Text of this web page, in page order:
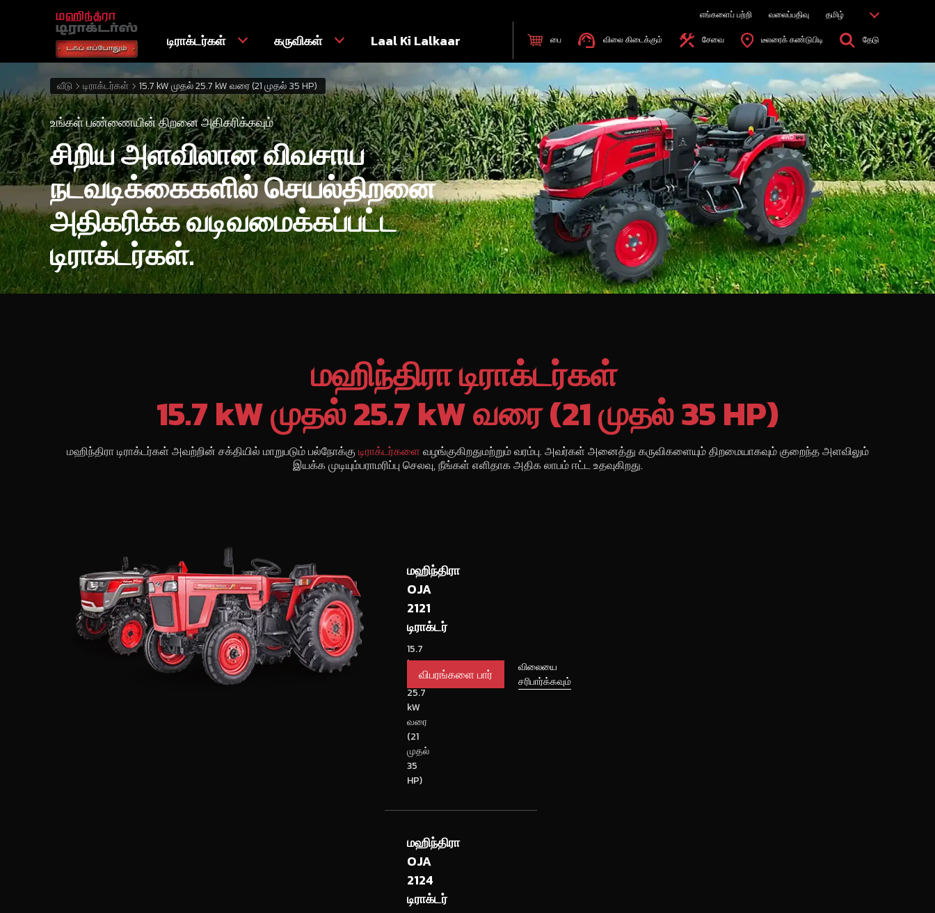
எங்களைப் பற்றி வலைப்பதிவு தமிழ்
டிராக்டர்கள் கருவிகள் Laal Ki Lalkaar பை விலை கிடைக்கும் சேவை டீலரைக் கண்டுபிடி தேடு
வீடு டிராக்டர்கள் 15.7 kW முதல் 25.7 kW வரை (21 முதல் 35 HP)
உங்கள் பண்ணையின் திறனை அதிகரிக்கவும்
சிறிய அளவிலான விவசாய
நடவடிக்கைகளில் செயல்திறனை
அதிகரிக்க வடிவமைக்கப்பட்ட
டிராக்டர்கள்.
மஹிந்திரா டிராக்டர்கள்
15.7 kW முதல் 25.7 kW வரை (21 முதல் 35 HP)
மஹிந்திரா டிராக்டர்கள் அவற்றின் சக்தியில் மாறுபடும் பல்நோக்கு டிராக்டர்களை வழங்குகிறதுமற்றும் வரம்பு. அவர்கள் அனைத்து கருவிகளையும் திறமையாகவும் குறைந்த அளவிலும்
இயக்க முடியும்பராமரிப்பு செலவு, நீங்கள் எளிதாக அதிக லாபம் ஈட்ட உதவுகிறது.
மஹிந்திரா
OJA
2121
டிராக்டர்
15.7
kW
முதல்
25.7
kW
வரை
(21
முதல்
35
HP)
விபரங்களை
பார்
விலையை
சரிபார்க்கவும்
மஹிந்திரா
OJA
2124
டிராக்டர்